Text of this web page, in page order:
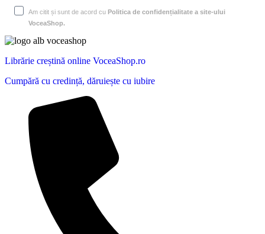
Am citit și sunt de acord cu Politica de confidențialitate a site-ului
VoceaShop.
Librărie creștină online VoceaShop.ro
Cumpără cu credință, dăruiește cu iubire